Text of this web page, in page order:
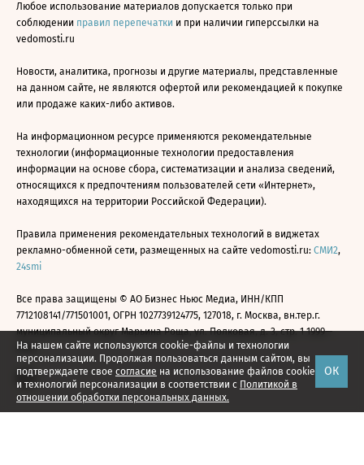
На нашем сайте используются cookie-файлы и технологии
персонализации. Продолжая пользоваться данным сайтом, вы
подтверждаете свое согласие на использование файлов cookie
и технологий персонализации в соответствии с Политикой в
отношении обработки персональных данных.
ОК
Любое использование материалов допускается только при
соблюдении правил перепечатки и при наличии гиперссылки на
vedomosti.ru
Новости, аналитика, прогнозы и другие материалы, представленные
на данном сайте, не являются офертой или рекомендацией к покупке
или продаже каких-либо активов.
На информационном ресурсе применяются рекомендательные
технологии (информационные технологии предоставления
информации на основе сбора, систематизации и анализа сведений,
относящихся к предпочтениям пользователей сети «Интернет»,
находящихся на территории Российской Федерации).
Правила применения рекомендательных технологий в виджетах
рекламно-обменной сети, размещенных на сайте vedomosti.ru: СМИ2,
24smi
Все права защищены © АО Бизнес Ньюс Медиа, ИНН/КПП
7712108141/771501001, ОГРН 1027739124775, 127018, г. Москва, вн.тер.г.
муниципальный округ Марьина Роща, ул. Полковая, д. 3, стр. 1 1999—
2026